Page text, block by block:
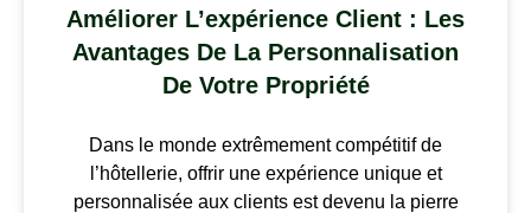
Améliorer L’expérience Client : Les
Avantages De La Personnalisation
De Votre Propriété
Dans le monde extrêmement compétitif de
l’hôtellerie, offrir une expérience unique et
personnalisée aux clients est devenu la pierre